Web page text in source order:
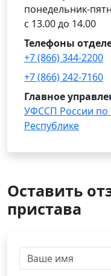
понедельник-
с 13.00 до 14.00
Телефоны
+7 (866) 344-2200
+7 (866) 242-7160
Главное
УФССП России по
Республике
Оставить
пристава